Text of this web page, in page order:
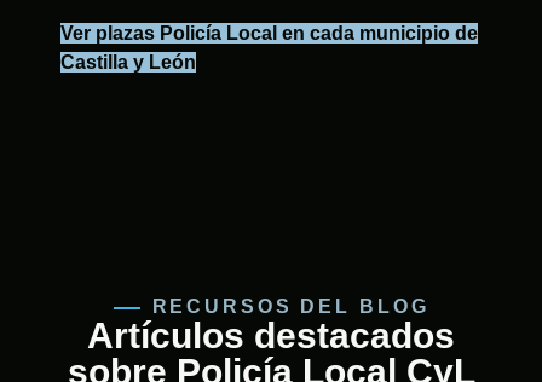
Ver plazas Policía Local en cada municipio de
Castilla y León
RECURSOS DEL BLOG
Artículos destacados
sobre Policía Local CyL